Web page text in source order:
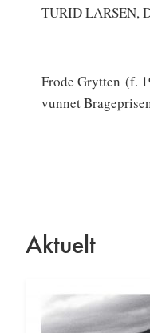
TURID LARSEN,
Frode Grytten (f.
vunnet
Aktuelt